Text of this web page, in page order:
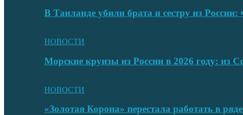
В Таиланде убили брата и сестру из России:
НОВОСТИ
Морские круизы из России в 2026 году: из
НОВОСТИ
«Золотая Корона» перестала работать в